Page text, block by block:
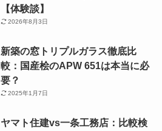
【体験談】
2026年8月3日
新築の窓トリプルガラス徹底比
較：国産桧のAPW 651は本当に必
要？
2025年1月7日
ヤマト住建vs一条工務店：比較検